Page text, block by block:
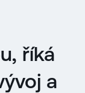
říká
a